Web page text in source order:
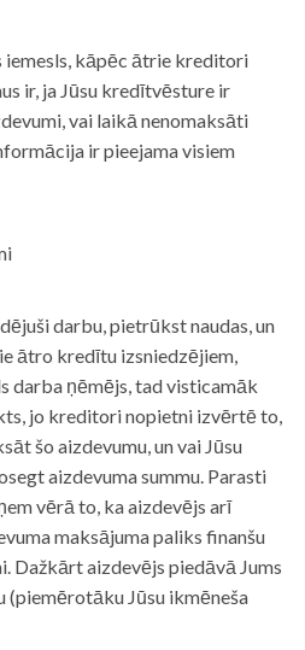
iemesls, kāpēc ātrie kreditori
ir, ja Jūsu kredītvēsture ir
vai laikā nenomaksāti
ir pieejama visiem
darbu, pietrūkst naudas, un
ātro kredītu izsniedzējiem,
darba ņēmējs, tad visticamāk
jo kreditori nopietni izvērtē to,
šo aizdevumu, un vai Jūsu
aizdevuma summu. Parasti
vērā to, ka aizdevējs arī
maksājuma paliks finanšu
Dažkārt aizdevējs piedāvā Jums
(piemērotāku Jūsu ikmēneša